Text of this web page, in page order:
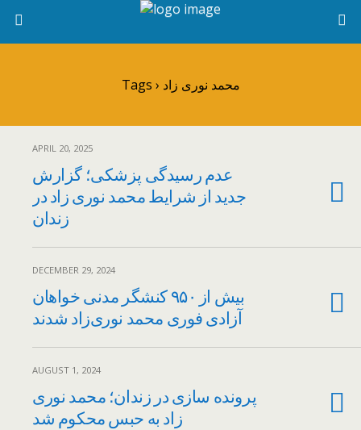
Tags › محمد نوری زاد
APRIL 20, 2025
عدم رسیدگی پزشکی؛ گزارش
جدید از شرایط محمد نوری زاد در
زندان
DECEMBER 29, 2024
بیش از ۹۵۰ کنشگر مدنی خواهان
آزادی فوری محمد نوری‌زاد شدند
AUGUST 1, 2024
پرونده سازی در زندان؛ محمد نوری
زاد به حبس محکوم شد